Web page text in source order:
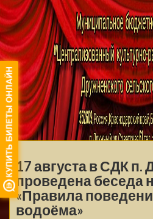
МБУ
17 августа в СДК
проведена беседа
«Правила
водоёма»